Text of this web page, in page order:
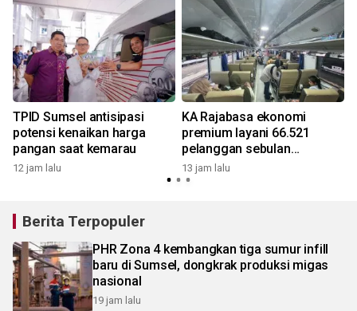
TPID Sumsel antisipasi
potensi kenaikan harga
pangan saat kemarau
12 jam lalu
KA Rajabasa ekonomi
premium layani 66.521
pelanggan sebulan
beroperasi
13 jam lalu
Berita Terpopuler
PHR Zona 4 kembangkan tiga sumur infill
baru di Sumsel, dongkrak produksi migas
nasional
19 jam lalu